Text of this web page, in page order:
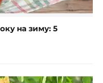
на зиму: 5